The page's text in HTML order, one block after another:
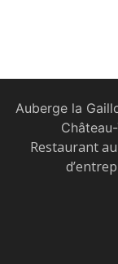
Auberge la
Restaurant